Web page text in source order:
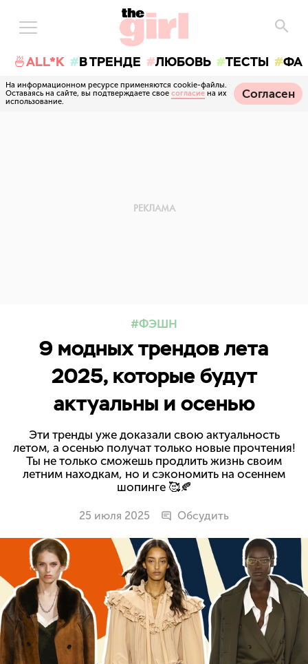
🍜ALL*K В ТРЕНДЕ ЛЮБОВЬ ТЕСТЫ
На информационном ресурсе применяются cookie-файлы.
Оставаясь на сайте, вы подтверждаете свое согласие на их
использование.
Согласен
ФЭШН
9 модных трендов лета
2025, которые будут
актуальны и осенью
Эти тренды уже доказали свою актуальность
летом, а осенью получат только новые прочтения!
Ты не только сможешь продлить жизнь своим
летним находкам, но и сэкономить на осеннем
шопинге 🥰🍂
25 июля 2025 Обсудить